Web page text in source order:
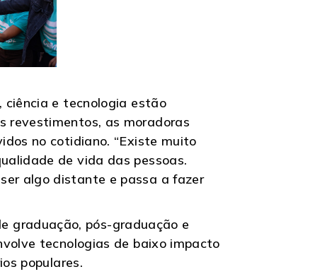
ciência e tecnologia estão
revestimentos, as moradoras
no cotidiano. “Existe muito
de vida das pessoas.
algo distante e passa a fazer
graduação, pós-graduação e
tecnologias de baixo impacto
populares.